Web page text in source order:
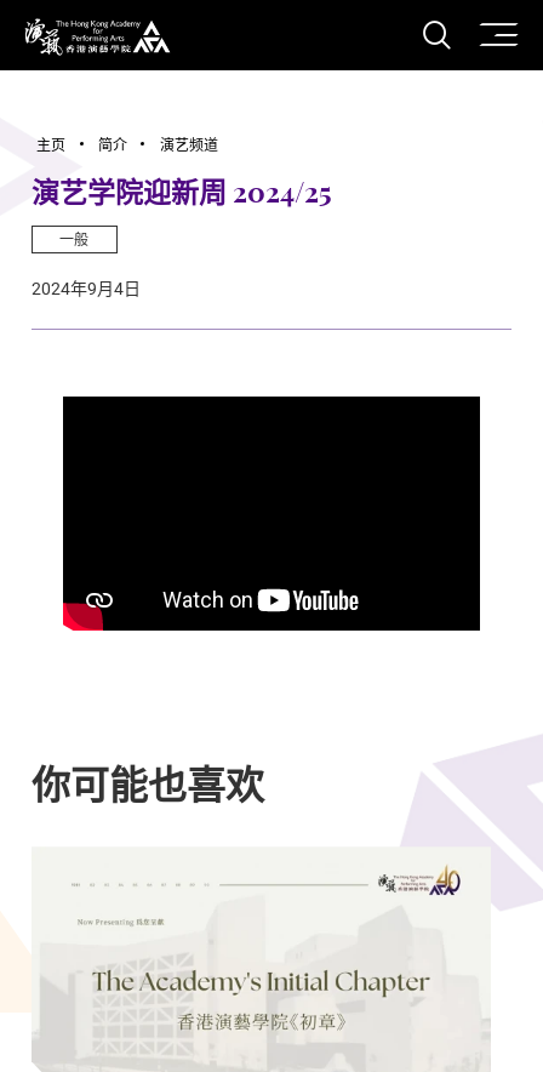
香港演艺学院
打开
主页 简介 演艺频道
演艺学院迎新周 2024/25
一般
2024年9月4日
你可能也喜欢